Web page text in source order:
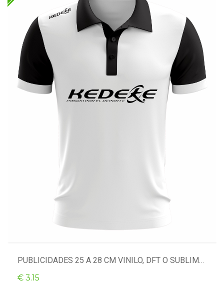
PUBLICIDADES 25 A 28 CM VINILO, DFT O SUBLIMACIÓN
€ 3.15